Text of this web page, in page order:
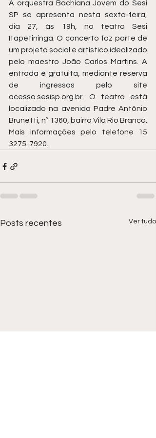
A orquestra Bachiana Jovem do Sesi
SP se apresenta nesta sexta-feira,
dia 27, às 19h, no teatro Sesi
Itapetininga. O concerto faz parte de
um projeto social e artístico idealizado
pelo maestro João Carlos Martins. A
entrada é gratuita, mediante reserva
acesso.sesisp.org.br . O teatro está
localizado na avenida Padre Antônio
Brunetti, nº 1360, bairro Vila Rio Branco.
Mais informações pelo telefone 15
3275-7920.
Posts recentes Ver tudo